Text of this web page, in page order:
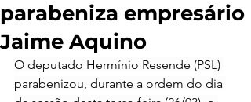
parabeniza empresário
Jaime Aquino
O deputado Hermínio Resende (PSL)
parabenizou, durante a ordem do dia